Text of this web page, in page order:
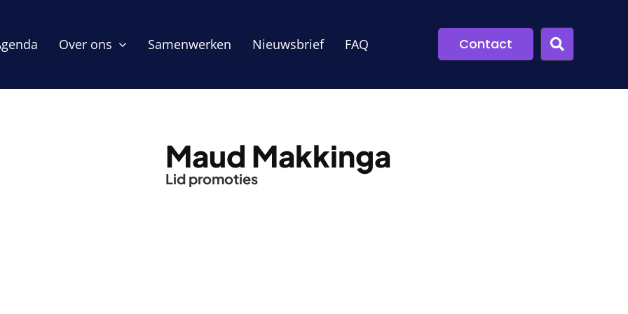
Over ons Samenwerken Nieuwsbrief FAQ Contact
Maud Makkinga
Lid promoties